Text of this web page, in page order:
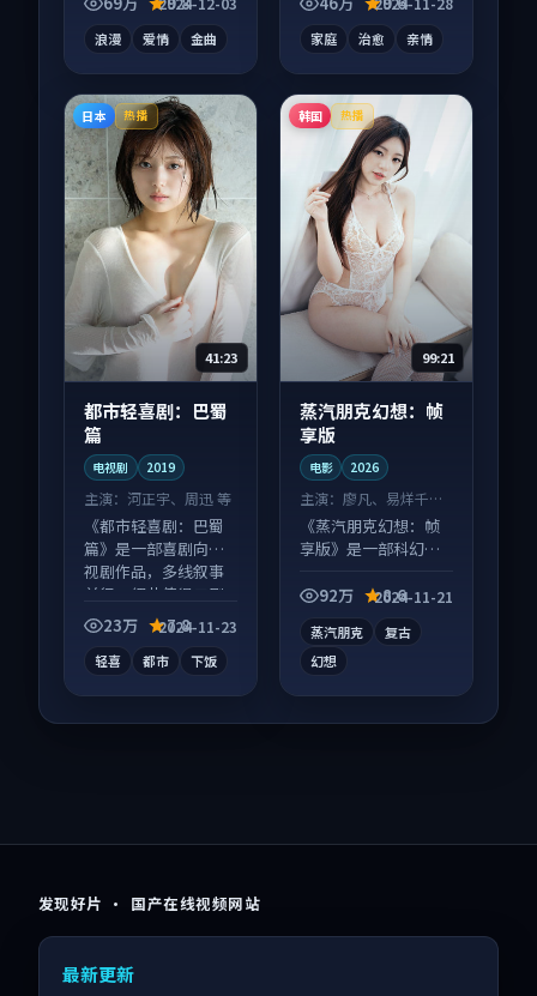
浪漫 爱情 金曲 家庭 治愈 亲情
日本 热播
41:23
都市轻喜剧：巴蜀
篇
电视剧 2019
主演： 河正宇、周迅 等
《都市轻喜剧：巴蜀
篇》是一部喜剧向电
视剧作品，多线叙事
并行，细节值得二刷
回味。
23万 7.8
2024-11-23
轻喜 都市 下饭
韩国 热播
99:21
蒸汽朋克幻想：帧
享版
电影 2026
主演：廖凡、易烊千玺
等
《蒸汽朋克幻想：帧
享版》是一部科幻向
发酵，适合周末一口
92万 8.6
2024-11-21
蒸汽朋克
复古
幻想
发现好片 · 国产在线视频网站
最新更新